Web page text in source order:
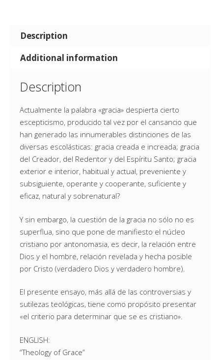
Description
Additional information
Description
Actualmente la palabra «gracia» despierta cierto
escepticismo, producido tal vez por el cansancio que
han generado las innumerables distinciones de las
diversas escolásticas: gracia creada e increada; gracia
del Creador, del Redentor y del Espíritu Santo; gracia
exterior e interior, habitual y actual, preveniente y
subsiguiente, operante y cooperante, suficiente y
eficaz, natural y sobrenatural?
Y sin embargo, la cuestión de la gracia no sólo no es
superflua, sino que pone de manifiesto el núcleo
cristiano por antonomasia, es decir, la relación entre
Dios y el hombre, relación revelada y hecha posible
por Cristo (verdadero Dios y verdadero hombre).
El presente ensayo, más allá de las controversias y
sutilezas teológicas, tiene como propósito presentar
«el criterio para determinar que se es cristiano».
ENGLISH:
“Theology of Grace”